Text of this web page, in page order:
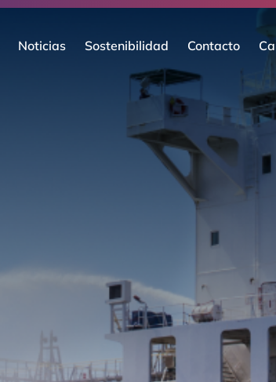
Noticias Sostenibilidad Contacto